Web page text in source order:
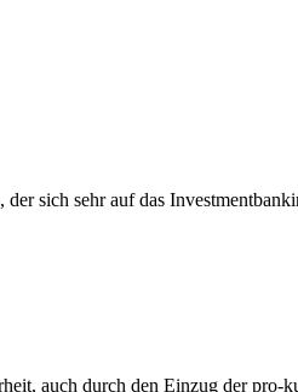
sich sehr auf das
auch durch den Einzug der pro-